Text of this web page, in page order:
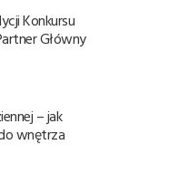
Konkursu
Główny
– jak
wnętrza